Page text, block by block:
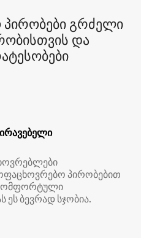
გრძელი
და
პირობებით
კომფორტული
ეს ბევრად სჯობია.